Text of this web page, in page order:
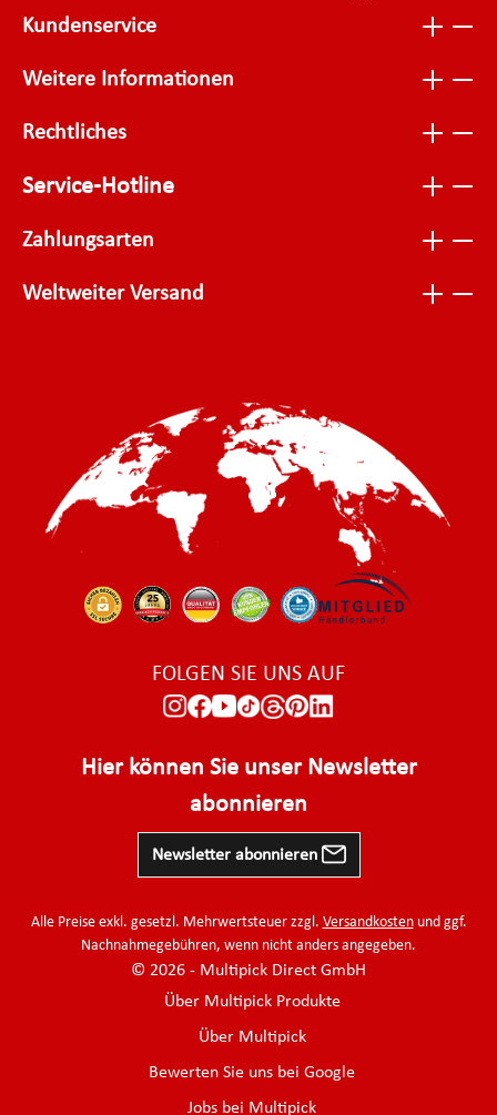
Kundenservice
Weitere Informationen
Rechtliches
Service-Hotline
Zahlungsarten
Weltweiter Versand
FOLGEN SIE UNS AUF
Hier können Sie unser Newsletter
abonnieren
Newsletter abonnieren
Alle Preise exkl. gesetzl. Mehrwertsteuer zzgl. Versandkostenund ggf.
Nachnahmegebühren, wenn nicht anders angegeben.
© 2026 - Multipick Direct GmbH
Über Multipick Produkte
Über Multipick
Bewerten Sie uns bei Google
Jobs bei Multipick